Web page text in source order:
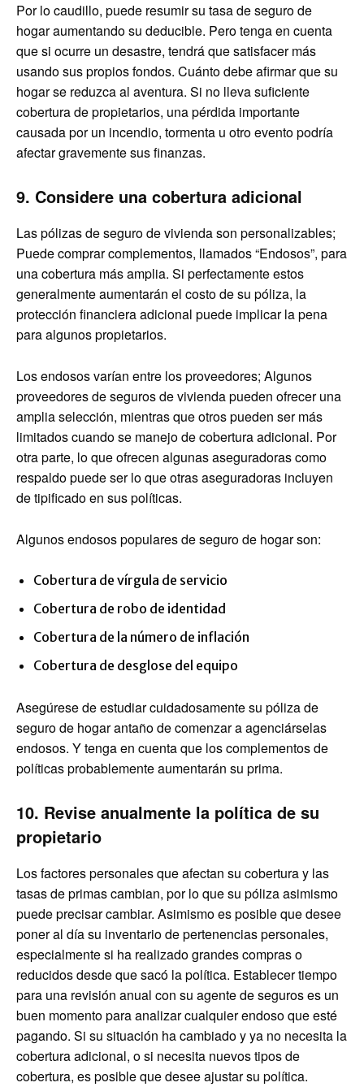
Por lo caudillo, puede resumir su tasa de seguro de
hogar aumentando su deducible. Pero tenga en cuenta
que si ocurre un desastre, tendrá que satisfacer más
usando sus propios fondos. Cuánto debe afirmar que su
hogar se reduzca al aventura. Si no lleva suficiente
cobertura de propietarios, una pérdida importante
causada por un incendio, tormenta u otro evento podría
afectar gravemente sus finanzas.
9. Considere una cobertura adicional
Las pólizas de seguro de vivienda son personalizables;
Puede comprar complementos, llamados “Endosos”, para
una cobertura más amplia. Si perfectamente estos
generalmente aumentarán el costo de su póliza, la
protección financiera adicional puede implicar la pena
para algunos propietarios.
Los endosos varían entre los proveedores; Algunos
proveedores de seguros de vivienda pueden ofrecer una
amplia selección, mientras que otros pueden ser más
limitados cuando se manejo de cobertura adicional. Por
otra parte, lo que ofrecen algunas aseguradoras como
respaldo puede ser lo que otras aseguradoras incluyen
de tipificado en sus políticas.
Algunos endosos populares de seguro de hogar son:
Cobertura de vírgula de servicio
Cobertura de robo de identidad
Cobertura de la número de inflación
Cobertura de desglose del equipo
Asegúrese de estudiar cuidadosamente su póliza de
seguro de hogar antaño de comenzar a agenciárselas
endosos. Y tenga en cuenta que los complementos de
políticas probablemente aumentarán su prima.
10. Revise anualmente la política de su
propietario
Los factores personales que afectan su cobertura y las
tasas de primas cambian, por lo que su póliza asimismo
puede precisar cambiar. Asimismo es posible que desee
poner al día su inventario de pertenencias personales,
especialmente si ha realizado grandes compras o
reducidos desde que sacó la política. Establecer tiempo
para una revisión anual con su agente de seguros es un
buen momento para analizar cualquier endoso que esté
pagando. Si su situación ha cambiado y ya no necesita la
cobertura adicional, o si necesita nuevos tipos de
cobertura, es posible que desee ajustar su política.